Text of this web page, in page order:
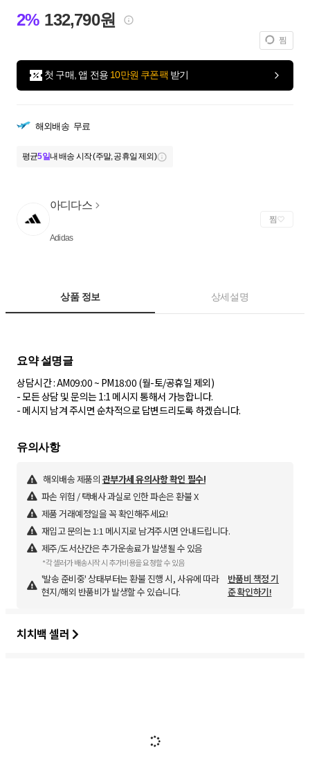
2% 132,790원
찜
첫 구매, 앱 전용 10만원 쿠폰팩 받기
해외배송 무료
평균5일내 배송 시작 (주말, 공휴일 제외)
아디다스
Adidas
찜
상품 정보 상세설명
요약 설명글
상담시간 : AM09:00 ~ PM18:00 (월-토/공휴일 제외)
- 모든 상담 및 문의는 1:1 메시지 통해서 가능합니다.
- 메시지 남겨 주시면 순차적으로 답변드리도록 하겠습니다.
유의사항
해외배송 제품의 관부가세 유의사항 확인 필수!
파손 위험 / 택배사 과실로 인한 파손은 환불 X
제품 거래예정일을 꼭 확인해주세요!
재입고 문의는 1:1 메시지로 남겨주시면 안내드립니다.
제주/도서산간은 추가운송료가 발생될 수 있음
*각 셀러가 배송시작 시 추가비용을 요청할 수 있음
'발송 준비중' 상태부터는 환불 진행 시, 사유에 따라
현지/해외 반품비가 발생할 수 있습니다.
반품비 책정 기
준 확인하기!
치치백 셀러